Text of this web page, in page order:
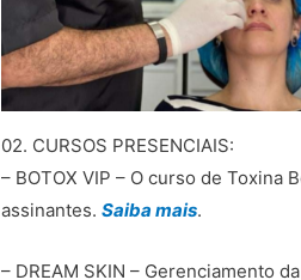
02. CURSOS PRESENCIAIS:
– BOTOX VIP – O curso de Toxina
assinantes.Saiba mais.
– DREAM SKIN – Gerenciamento